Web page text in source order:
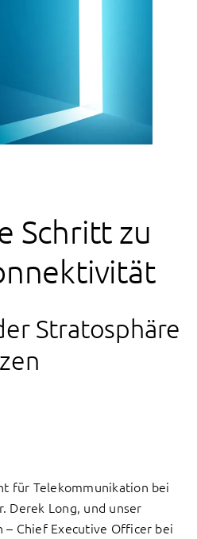
Schritt zu
Stratosphäre
für Telekommunikation bei
Derek Long, und unser
– Chief Executive Officer bei